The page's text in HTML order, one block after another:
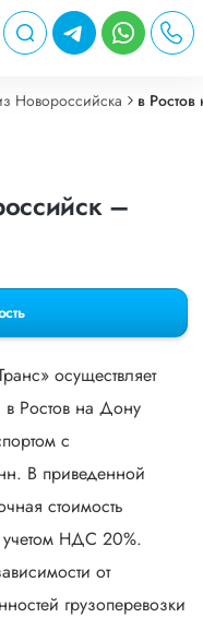
Новороссийска в
–
осуществляет
в Ростов на Дону
с
В приведенной
стоимость
учетом НДС 20%.
от
грузоперевозки